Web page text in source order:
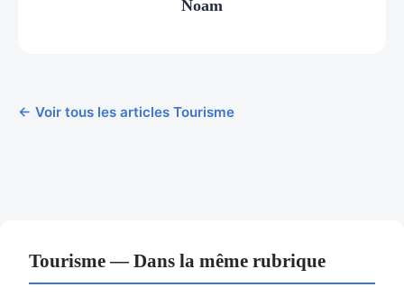
Noam
← Voir tous les articles Tourisme
Tourisme — Dans la même rubrique